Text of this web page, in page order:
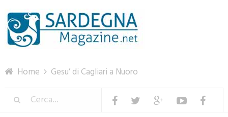
Home Gesu’ di Cagliari a Nuoro